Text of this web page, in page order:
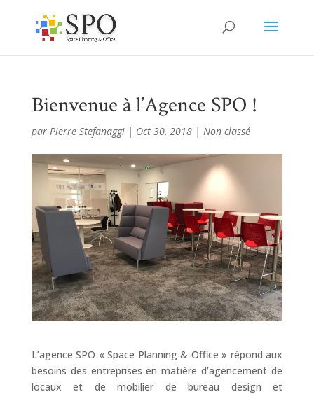
Bienvenue à l’Agence SPO !
par Pierre Stefanaggi| Oct 30, 2018| Non classé
L’agence SPO « Space Planning & Office » répond aux
besoins des entreprises en matière d’agencement de
locaux et de mobilier de bureau design et